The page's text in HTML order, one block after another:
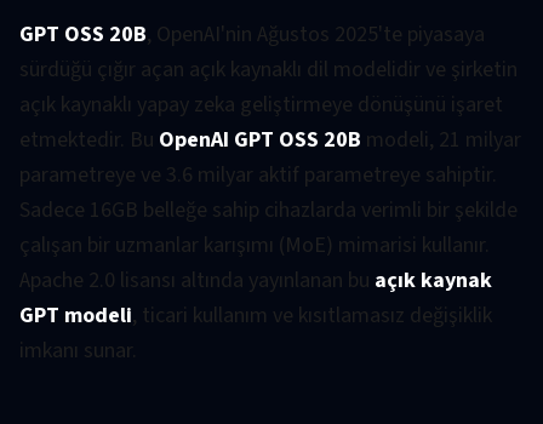
GPT OSS 20B, OpenAI'nin Ağustos 2025'te piyasaya
sürdüğü çığır açan açık kaynaklı dil modelidir ve şirketin
açık kaynaklı yapay zeka geliştirmeye dönüşünü işaret
etmektedir. Bu OpenAI GPT OSS 20B modeli, 21 milyar
parametreye ve 3.6 milyar aktif parametreye sahiptir.
Sadece 16GB belleğe sahip cihazlarda verimli bir şekilde
çalışan bir uzmanlar karışımı (MoE) mimarisi kullanır.
Apache 2.0 lisansı altında yayınlanan bu açık kaynak
GPT modeli, ticari kullanım ve kısıtlamasız değişiklik
imkanı sunar.